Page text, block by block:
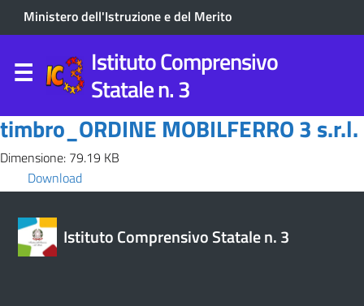
Ministero dell'Istruzione e del Merito
Istituto Comprensivo
Statale n. 3
timbro_ORDINE MOBILFERRO 3 s.r.l.
Dimensione: 79.19 KB
Download
Istituto Comprensivo Statale n. 3